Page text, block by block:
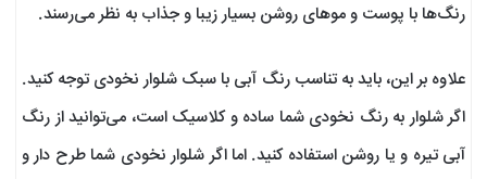
رنگ‌ها با پوست و موهای روشن بسیار زیبا و جذاب به نظر می‌رسند.
علاوه بر این، باید به تناسب رنگ آبی با سبک شلوار نخودی توجه کنید.
اگر شلوار به رنگ نخودی شما ساده و کلاسیک است، می‌توانید از رنگ
آبی تیره و یا روشن استفاده کنید. اما اگر شلوار نخودی شما طرح دار و